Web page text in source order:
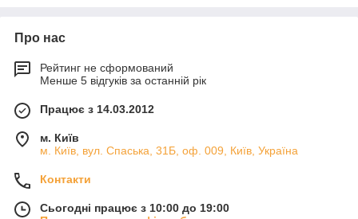
Про нас
Рейтинг не сформований
Менше 5 відгуків за останній рік
Працює з 14.03.2012
м. Київ
м. Київ, вул. Спаська, 31Б, оф. 009, Київ, Україна
Контакти
Сьогодні працює з 10:00 до 19:00